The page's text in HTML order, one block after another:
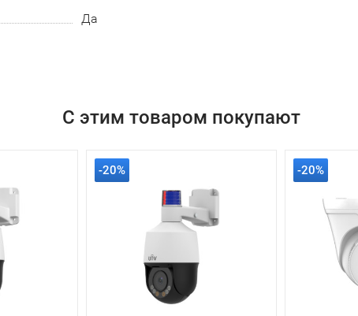
Да
С этим товаром покупают
-20% -20%